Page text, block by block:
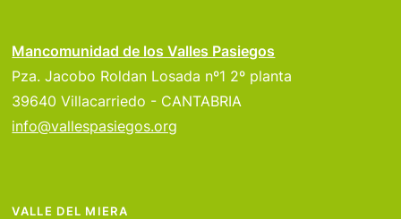
Mancomunidad de los Valles Pasiegos
Pza. Jacobo Roldan Losada nº1 2º planta
39640 Villacarriedo - CANTABRIA
info@vallespasiegos.org
VALLE DEL MIERA